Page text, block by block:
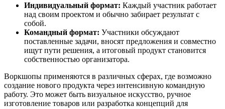
Индивидуальный формат: Каждый участник работает
над своим проектом и обычно забирает результат с
собой.
Командный формат: Участники обсуждают
поставленные задачи, вносят предложения и совместно
ищут пути решения, а итоговый продукт становится
собственностью организатора.
Воркшопы применяются в различных сферах, где возможно
создание нового продукта через интенсивную командную
работу. Это может быть визуальное искусство, ручное
изготовление товаров или разработка концепций для